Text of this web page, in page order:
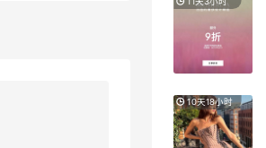
10天18小时